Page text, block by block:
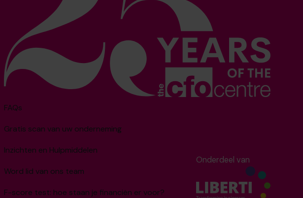
FAQs
Gratis scan van uw onderneming
Inzichten en Hulpmiddelen
Word lid van ons team
F-score test: hoe staan je financiën er voor?
Onderdeel van